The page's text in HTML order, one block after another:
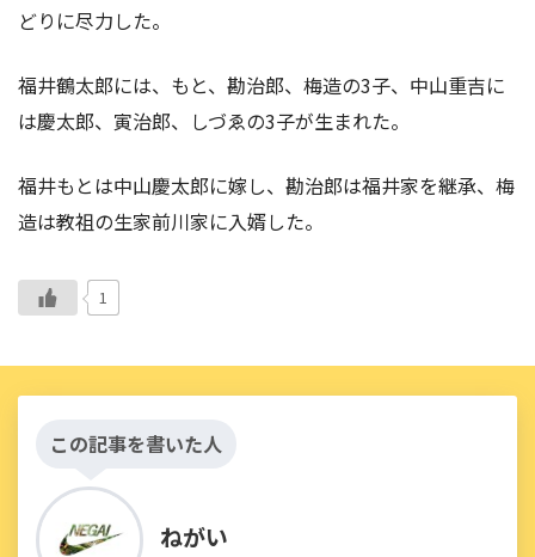
どりに尽力した。
福井鶴太郎には、もと、勘治郎、梅造の3子、中山重吉に
は慶太郎、寅治郎、しづゑの3子が生まれた。
福井もとは中山慶太郎に嫁し、勘治郎は福井家を継承、梅
造は教祖の生家前川家に入婿した。
1
この記事を書いた人
ねがい